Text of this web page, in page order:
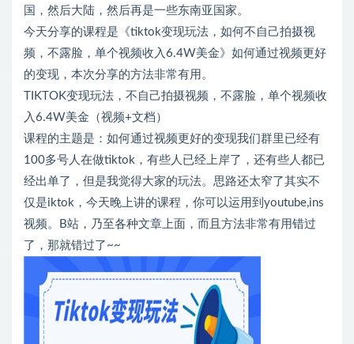
国，然后大陆，然后再是一些东南亚国家。
今天分享的课程是《tiktok变现玩法，如何不自己拍摄视
频，不露脸，单个视频收入6.4W美金》如何通过视频更好
的变现，本次分享的方法非常有用。
TIKTOK变现玩法，不自己拍摄视频，不露脸，单个视频收
入6.4W美金（视频+文档）
课程的主题是：如何通过视频更好的变现我们群里已经有
100多号人在做tiktok，有些人已经上岸了，还有些人都已
经出单了，但是我觉得大家的玩法。思路还太窄了其实不
仅是iktok，今天晚上讲的课程，你可以运用到youtube,ins
视频。B站，乃至各种文章上面，而且方法非常有用错过
了，那就错过了~~